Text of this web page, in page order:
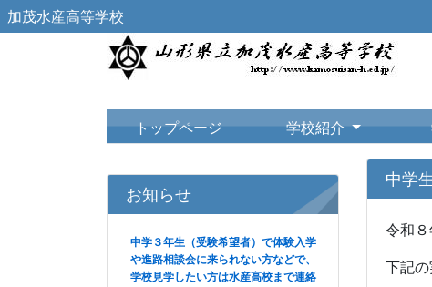
加茂水産高等学校
トップページ 学校紹介
お知らせ
中学３年生（受験希望者）で体験入学
や進路相談会に来られない方などで、
学校見学したい方は水産高校まで連絡
中学
令和８
下記の